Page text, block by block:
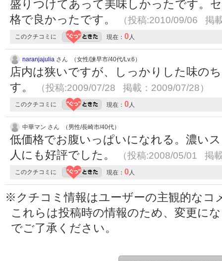
盛りつけてあって美味しかったです。
格で良かったです。
（投稿:2010/09/06 掲
このクチコミに 現在： 0人
naranjajulia さん （女性/諫早市/40代/Lv.6）
店内は狭いですが、しっかりした味の
す。
（投稿:2009/07/28 掲載：2009/07/28）
このクチコミに 現在： 0人
中華マン さん （男性/長崎市/40代）
低価格でお腹いっぱいになれる。濃い
人にも好評でした。
（投稿:2008/05/01 掲
このクチコミに 現在： 0人
※クチコミ情報はユーザーの主観的なコ
これらは投稿時の情報のため、変更に
でご了承ください。